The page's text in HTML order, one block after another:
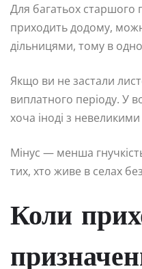
Для багатьох
приходить додому,
дільницями, тому в
Якщо ви не застали
виплатного періоду. У
хоча іноді з
Мінус — менша
тих, хто живе в селах
Коли